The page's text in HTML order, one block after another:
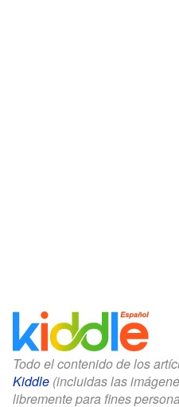
Todo el contenido de los
Kiddle (incluidas las
libremente para fines